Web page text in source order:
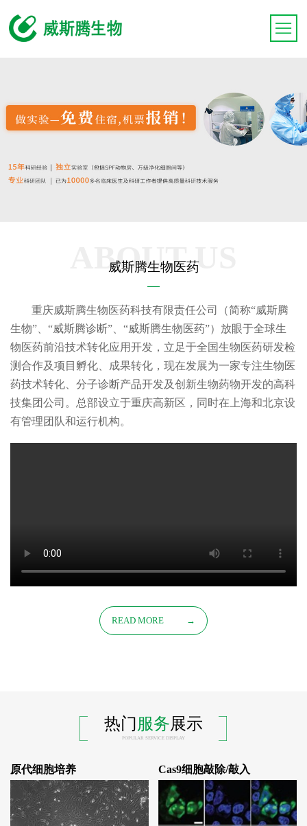
威斯腾生物医药
ABOUT US
重庆威斯腾生物医药科技有限责任公司（简称“威斯腾
生物”、“威斯腾诊断”、“威斯腾生物医药”）放眼于全球生
物医药前沿技术转化应用开发，立足于全国生物医药研发检
测合作及项目孵化、成果转化，现在发展为一家专注生物医
药技术转化、分子诊断产品开发及创新生物药物开发的高科
技集团公司。总部设立于重庆高新区，同时在上海和北京设
有管理团队和运行机构。
READ MORE →
热门服务展示
POPULAR SERVICE DISPLAY
原代细胞培养 Cas9细胞敲除/敲入